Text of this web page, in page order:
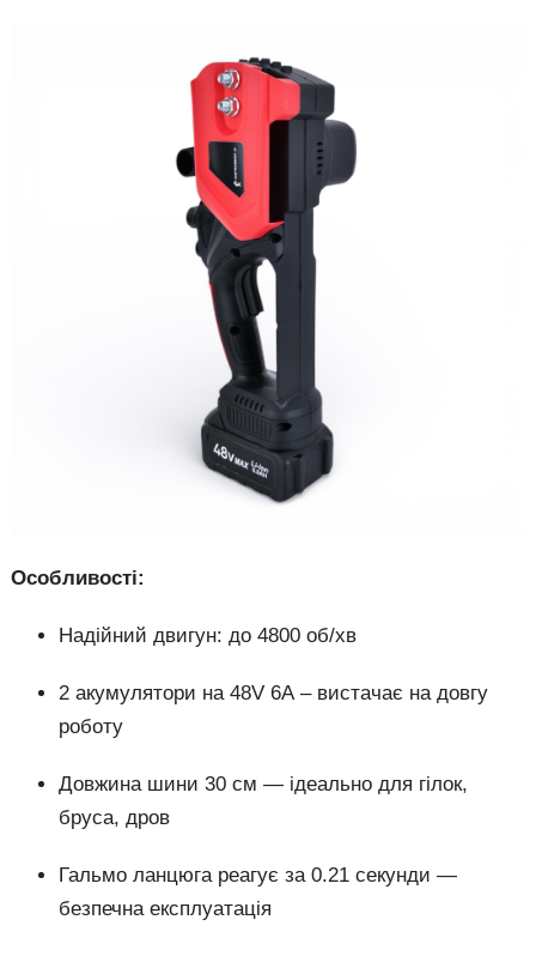
Особливості:
Надійний двигун: до 4800 об/хв
2 акумулятори на 48V 6А – вистачає на довгу
роботу
Довжина шини 30 см — ідеально для гілок,
бруса, дров
Гальмо ланцюга реагує за 0.21 секунди —
безпечна експлуатація